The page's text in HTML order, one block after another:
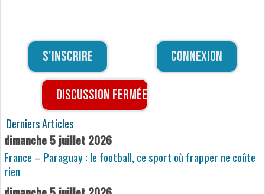
S'inscrire Connexion
Discussion fermée
Derniers Articles
dimanche 5 juillet 2026
France – Paraguay : le football, ce sport où frapper ne coûte
rien